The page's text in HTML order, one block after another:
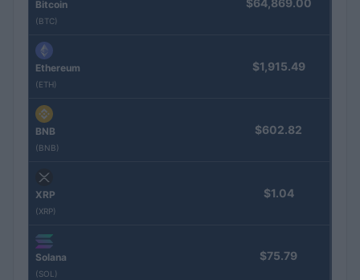
Bitcoin
(BTC)
Ethereum
(ETH)
$1,915.49
BNB
(BNB)
$602.82
XRP
(XRP)
$1.04
Solana
(SOL)
$75.79